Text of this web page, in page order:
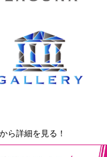
ら詳細を見る！